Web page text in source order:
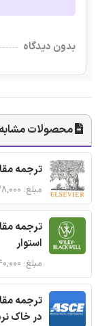
بدون دیدگاه
محصولات مشابه
ترجمه
مبلغ: ۱۲۸,۰۰۰ تومان
ترجمه
استوار
مبلغ: ۱۴۰,۰۰۰ تومان
ترجمه
در خاک